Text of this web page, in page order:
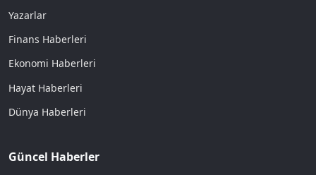
Yazarlar
Finans Haberleri
Ekonomi Haberleri
Hayat Haberleri
Dünya Haberleri
Güncel Haberler